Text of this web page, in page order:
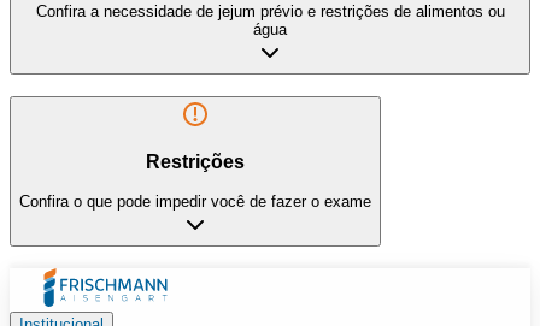
Confira a necessidade de jejum prévio e restrições de alimentos ou
água
Restrições
Confira o que pode impedir você de fazer o exame